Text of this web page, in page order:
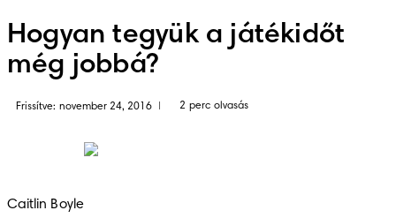
Hogyan tegyük a játékidőt
még jobbá?
Frissítve: november 24, 2016 2 perc olvasás
Caitlin Boyle